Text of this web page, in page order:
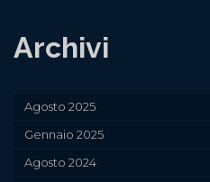
Archivi
Agosto 2025
Gennaio 2025
Agosto 2024